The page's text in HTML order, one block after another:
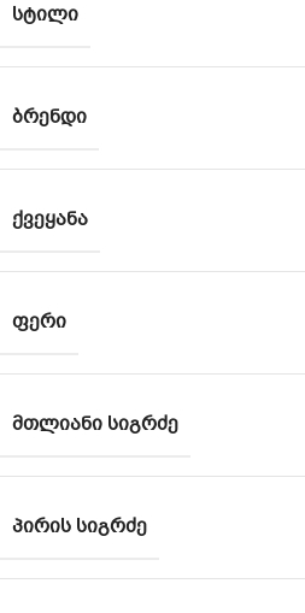
ᲡᲢᲘᲚᲘ
ᲑᲠᲔᲜᲓᲘ
ᲥᲕᲔᲧᲐᲜᲐ
ᲤᲔᲠᲘ
ᲛᲗᲚᲘᲐᲜᲘ ᲡᲘᲒᲠᲫᲔ
ᲞᲘᲠᲘᲡ ᲡᲘᲒᲠᲫᲔ